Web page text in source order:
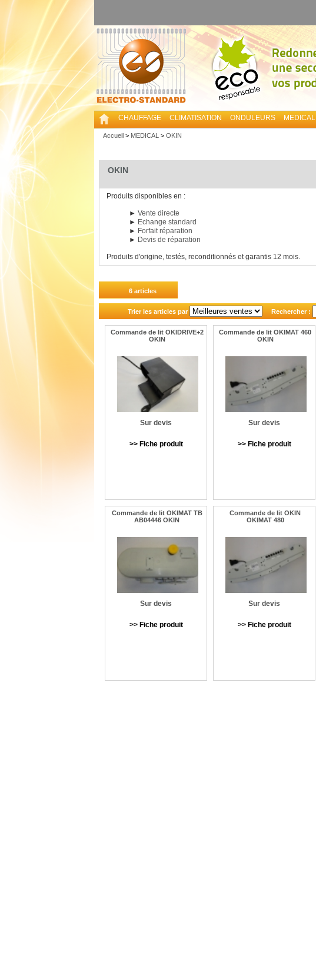
CHAUFFAGE CLIMATISATION ONDULEURS MEDICAL
Accueil > MEDICAL > OKIN
OKIN
Produits disponibles en :
► Vente directe
► Echange standard
► Forfait réparation
► Devis de réparation
Produits d'origine, testés, reconditionnés et garantis 12 mois.
6 articles
Trier les articles par Rechercher :
Commande de lit OKIDRIVE+2
OKIN
Sur devis
>> Fiche produit
Commande de lit OKIMAT 460
OKIN
Sur devis
>> Fiche produit
Commande de lit OKIMAT TB
AB04446 OKIN
Sur devis
>> Fiche produit
Commande de lit OKIN
OKIMAT 480
Sur devis
>> Fiche produit